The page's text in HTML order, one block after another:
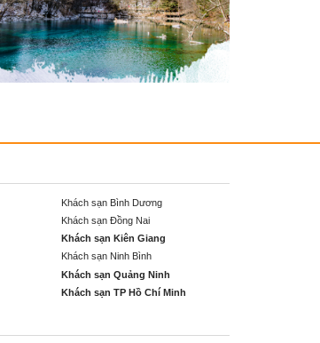
Khách sạn Bình Dương
Khách sạn Đồng Nai
Khách sạn Kiên Giang
Khách sạn Ninh Bình
Khách sạn Quảng Ninh
Khách sạn TP Hồ Chí Minh